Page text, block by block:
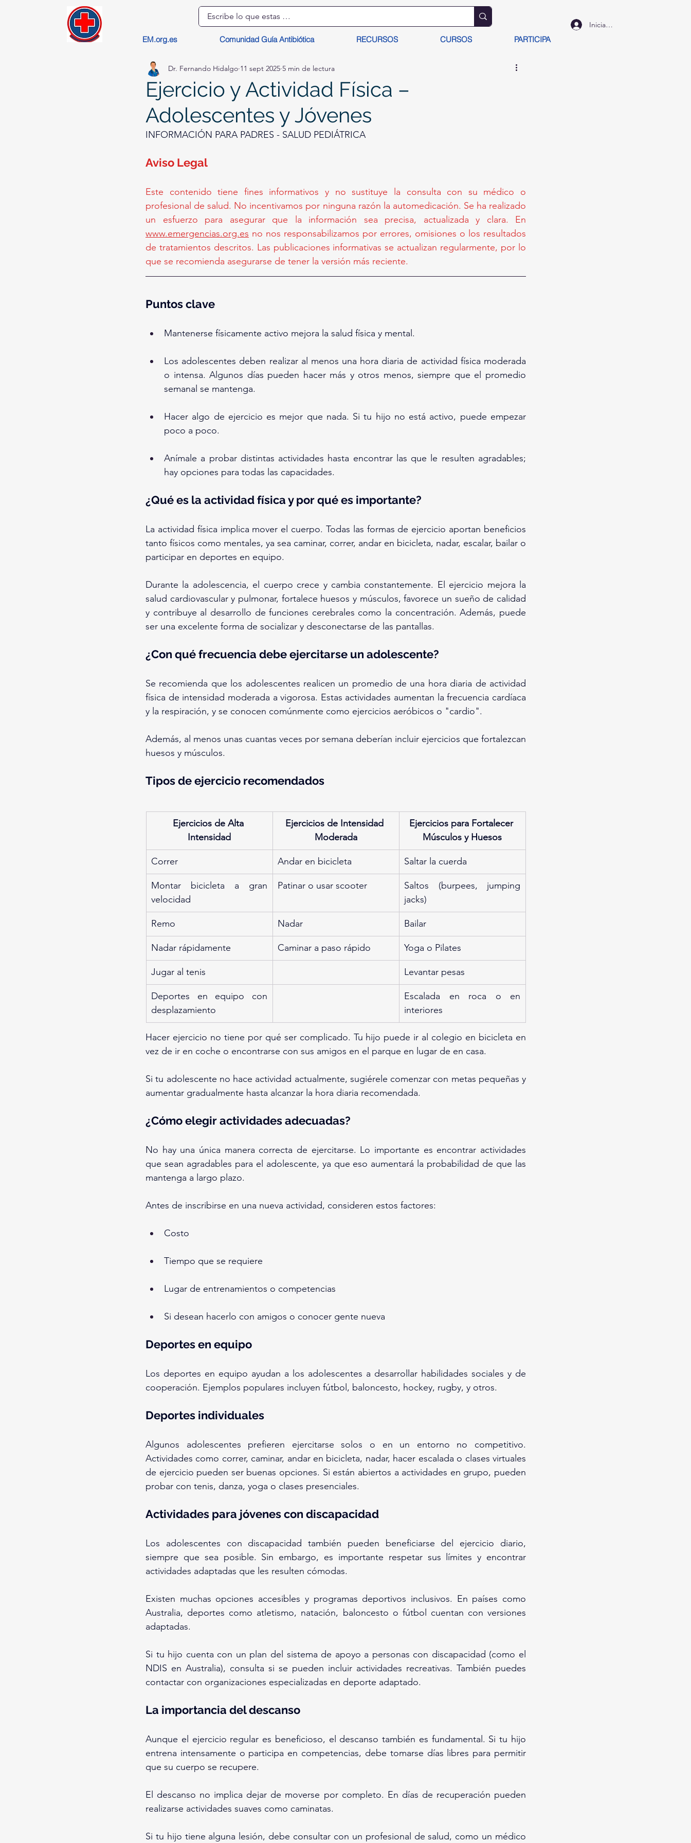
EM.org.es Comunidad Guía Antibiótica RECURSOS CURSOS PARTICIPA
Iniciar sesión
Ejercicio y Actividad Física –
Adolescentes y Jóvenes
Dr. Fernando Hidalgo 11 sept 2025 5 min de lectura
INFORMACIÓN PARA PADRES - SALUD PEDIÁTRICA
Aviso Legal
Este contenido tiene fines informativos y no sustituye la consulta con su médico o
profesional de salud. No incentivamos por ninguna razón la automedicación. Se ha realizado
www.emergencias.org.es no nos responsabilizamos por errores, omisiones o los resultados
de tratamientos descritos. Las publicaciones informativas se actualizan regularmente, por lo
que se recomienda asegurarse de tener la versión más reciente.
Puntos clave
Mantenerse físicamente activo mejora la salud física y mental.
Los adolescentes deben realizar al menos una hora diaria de actividad física moderada
o intensa. Algunos días pueden hacer más y otros menos, siempre que el promedio
semanal se mantenga.
Hacer algo de ejercicio es mejor que nada. Si tu hijo no está activo, puede empezar
poco a poco.
Anímale a probar distintas actividades hasta encontrar las que le resulten agradables;
hay opciones para todas las capacidades.
¿Qué es la actividad física y por qué es importante?
La actividad física implica mover el cuerpo. Todas las formas de ejercicio aportan beneficios
tanto físicos como mentales, ya sea caminar, correr, andar en bicicleta, nadar, escalar, bailar o
participar en deportes en equipo.
Durante la adolescencia, el cuerpo crece y cambia constantemente. El ejercicio mejora la
salud cardiovascular y pulmonar, fortalece huesos y músculos, favorece un sueño de calidad
y contribuye al desarrollo de funciones cerebrales como la concentración. Además, puede
ser una excelente forma de socializar y desconectarse de las pantallas.
¿Con qué frecuencia debe ejercitarse un adolescente?
Se recomienda que los adolescentes realicen un promedio de una hora diaria de actividad
física de intensidad moderada a vigorosa. Estas actividades aumentan la frecuencia cardíaca
y la respiración, y se conocen comúnmente como ejercicios aeróbicos o "cardio".
Además, al menos unas cuantas veces por semana deberían incluir ejercicios que fortalezcan
huesos y músculos.
Tipos de ejercicio recomendados
Ejercicios de Alta
Intensidad
Ejercicios de Intensidad
Moderada
Ejercicios para Fortalecer
Músculos y Huesos
Correr Andar en bicicleta Saltar la cuerda
Montar bicicleta a gran
velocidad
Patinar o usar scooter
Saltos (burpees, jumping
jacks)
Remo Nadar Bailar
Nadar rápidamente Caminar a paso rápido Yoga o Pilates
Jugar al tenis Levantar pesas
Deportes en equipo con
desplazamiento
Escalada en roca o en
interiores
Hacer ejercicio no tiene por qué ser complicado. Tu hijo puede ir al colegio en bicicleta en
vez de ir en coche o encontrarse con sus amigos en el parque en lugar de en casa.
Si tu adolescente no hace actividad actualmente, sugiérele comenzar con metas pequeñas y
aumentar gradualmente hasta alcanzar la hora diaria recomendada.
¿Cómo elegir actividades adecuadas?
No hay una única manera correcta de ejercitarse. Lo importante es encontrar actividades
que sean agradables para el adolescente, ya que eso aumentará la probabilidad de que las
mantenga a largo plazo.
Antes de inscribirse en una nueva actividad, consideren estos factores:
Costo
Tiempo que se requiere
Lugar de entrenamientos o competencias
Si desean hacerlo con amigos o conocer gente nueva
Deportes en equipo
Los deportes en equipo ayudan a los adolescentes a desarrollar habilidades sociales y de
cooperación. Ejemplos populares incluyen fútbol, baloncesto, hockey, rugby, y otros.
Deportes individuales
Algunos adolescentes prefieren ejercitarse solos o en un entorno no competitivo.
Actividades como correr, caminar, andar en bicicleta, nadar, hacer escalada o clases virtuales
de ejercicio pueden ser buenas opciones. Si están abiertos a actividades en grupo, pueden
probar con tenis, danza, yoga o clases presenciales.
Actividades para jóvenes con discapacidad
Los adolescentes con discapacidad también pueden beneficiarse del ejercicio diario,
siempre que sea posible. Sin embargo, es importante respetar sus límites y encontrar
actividades adaptadas que les resulten cómodas.
Existen muchas opciones accesibles y programas deportivos inclusivos. En países como
Australia, deportes como atletismo, natación, baloncesto o fútbol cuentan con versiones
adaptadas.
Si tu hijo cuenta con un plan del sistema de apoyo a personas con discapacidad (como el
NDIS en Australia), consulta si se pueden incluir actividades recreativas. También puedes
contactar con organizaciones especializadas en deporte adaptado.
La importancia del descanso
Aunque el ejercicio regular es beneficioso, el descanso también es fundamental. Si tu hijo
entrena intensamente o participa en competencias, debe tomarse días libres para permitir
que su cuerpo se recupere.
El descanso no implica dejar de moverse por completo. En días de recuperación pueden
realizarse actividades suaves como caminatas.
Si tu hijo tiene alguna lesión, debe consultar con un profesional de salud, como un médico